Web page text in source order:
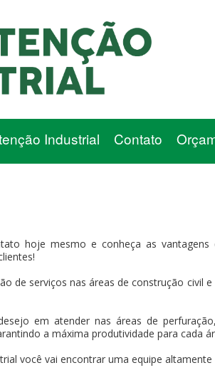
Industrial Contato
hoje mesmo e conheça as
de serviços nas áreas de construção civil
em atender nas áreas de
a máxima produtividade para cada
você vai encontrar uma equipe